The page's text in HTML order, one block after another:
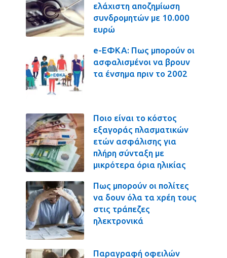
ελάχιστη αποζημίωση
συνδρομητών με 10.000
ευρώ
e-ΕΦΚΑ: Πως μπορούν οι
ασφαλισμένοι να βρουν
τα ένσημα πριν το 2002
Ποιο είναι το κόστος
εξαγοράς πλασματικών
ετών ασφάλισης για
πλήρη σύνταξη με
μικρότερα όρια ηλικίας
Πως μπορούν οι πολίτες
να δουν όλα τα χρέη τους
στις τράπεζες
ηλεκτρονικά
Παραγραφή οφειλών